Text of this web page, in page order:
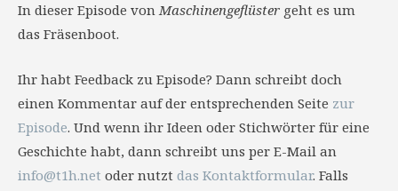
In dieser Episode vonMaschinengeflüster geht es um
das Fräsenboot.
Ihr habt Feedback zu Episode? Dann schreibt doch
einen Kommentar auf der entsprechenden Seite zur
Episode. Und wenn ihr Ideen oder Stichwörter für eine
Geschichte habt, dann schreibt uns per E-Mail an
info@t1h.net oder nutzt das Kontaktformular. Falls